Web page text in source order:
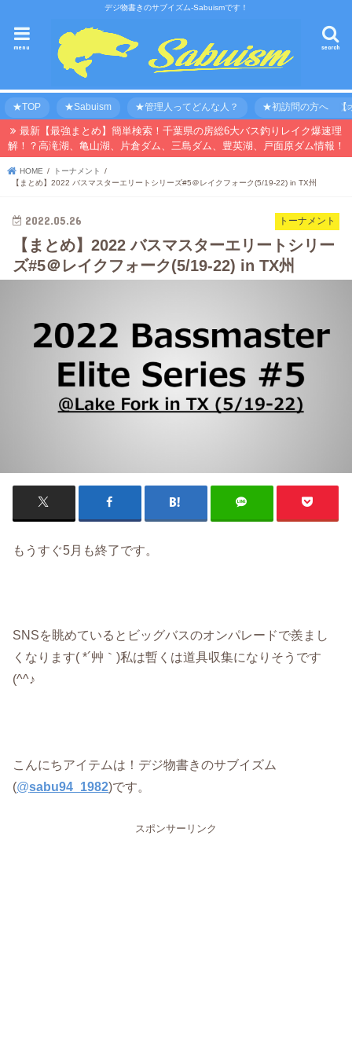
デジ物書きのサブイズム-Sabuismです！
search
menu
★TOP ★Sabuism ★管理人ってどんな人？ ★初訪問の方へ 【
最新【最強まとめ】簡単検索！千葉県の房総6大バス釣りレイク爆速理
解！？高滝湖、亀山湖、片倉ダム、三島ダム、豊英湖、戸面原ダム情報！
HOME
トーナメント
【まとめ】2022 バスマスターエリートシリーズ#5＠レイクフォーク(5/19-22) in TX州
トーナメント
2022.05.26
【まとめ】2022 バスマスターエリートシリー
ズ#5＠レイクフォーク(5/19-22) in TX州
もうすぐ5月も終了です。
SNSを眺めているとビッグバスのオンパレードで羨まし
くなります( *´艸｀)私は暫くは道具収集になりそうです
(^^♪
こんにちアイテムは！デジ物書きのサブイズム
(@sabu94_1982)です。
スポンサーリンク